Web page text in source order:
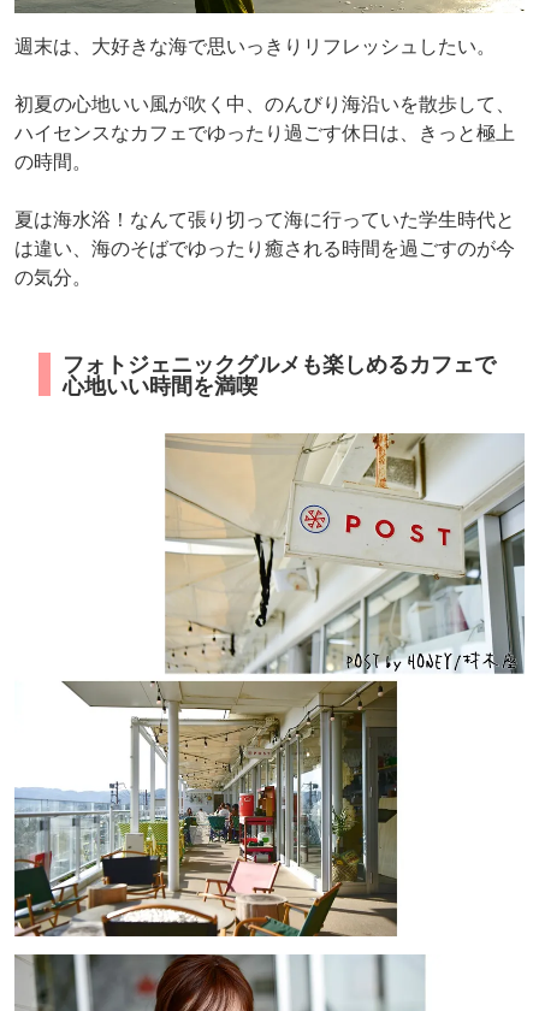
週末は、大好きな海で思いっきりリフレッシュしたい。
初夏の心地いい風が吹く中、のんびり海沿いを散歩して、
ハイセンスなカフェでゆったり過ごす休日は、きっと極上
の時間。
夏は海水浴！なんて張り切って海に行っていた学生時代と
は違い、海のそばでゆったり癒される時間を過ごすのが今
の気分。
フォトジェニックグルメも楽しめるカフェで
心地いい時間を満喫